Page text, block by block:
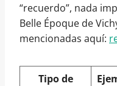
“recuerdo”, nada
Belle Époque de
mencionadas aquí:
Tipo de